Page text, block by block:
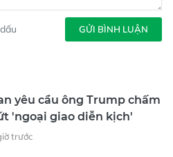
GỬI BÌNH LUẬN
yêu cầu ông Trump chấm
'ngoại giao diễn kịch'
trước